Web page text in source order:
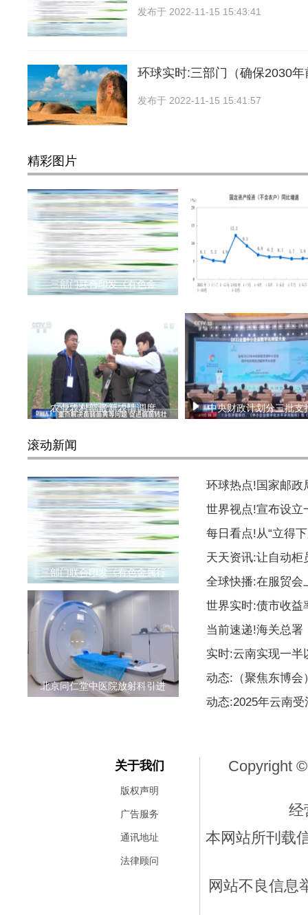
发布于 2022-11-15 15:43:41
环球实时:三部门（确保2030
发布于 2022-11-15 15:41:57
精彩图片
三部门联合印发《有色金 国家统计局：前10个月
农业农村部最新农情调度 中央财政计划分三批支
滚动新闻
三部门联合印发《有色金属行
北京同仁堂中医院放射科引进
环球热点!国家邮政
世界视点!宣布设立
每日看点!从“立得
天天资讯:让自动柜
全球快播:在服贸会
世界实时:债市收益
当前速递!海关总署
实时:云南实现一半
动态:（聚焦东博会
动态:2025年云南
关于我们
版权声明
广告服务
通讯地址
法律顾问
Copyright
经
本网站所刊载
网站不良信息